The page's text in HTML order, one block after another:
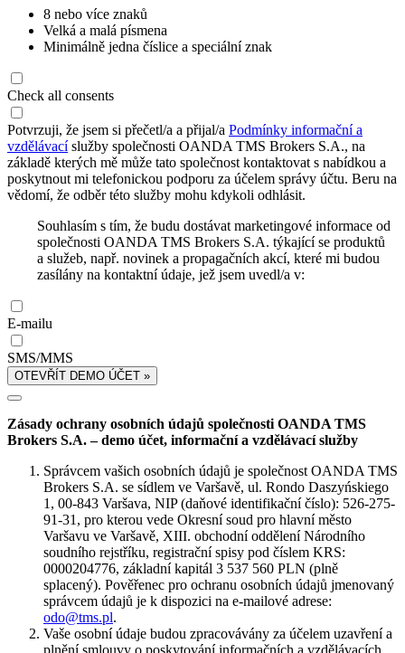
8 nebo více znaků
Velká a malá písmena
Minimálně jedna číslice a speciální znak
Check all consents
Potvrzuji, že jsem si přečetl/a a přijal/a Podmínky informační a
vzdělávacíslužby společnosti OANDA TMS Brokers S.A., na
základě kterých mě může tato společnost kontaktovat s nabídkou a
poskytnout mi telefonickou podporu za účelem správy účtu. Beru na
vědomí, že odběr této služby mohu kdykoli odhlásit.
Souhlasím s tím, že budu dostávat marketingové informace od
společnosti OANDA TMS Brokers S.A. týkající se produktů
a služeb, např. novinek a propagačních akcí, které mi budou
zasílány na kontaktní údaje, jež jsem uvedl/a v:
E-mailu
SMS/MMS
OTEVŘÍT DEMO ÚČET »
Zásady ochrany osobních údajů společnosti OANDA TMS
Brokers S.A. – demo účet, informační a vzdělávací služby
Správcem vašich osobních údajů je společnost OANDA TMS
Brokers S.A. se sídlem ve Varšavě, ul. Rondo Daszyńskiego
1, 00-843 Varšava, NIP (daňové identifikační číslo): 526-275-
91-31, pro kterou vede Okresní soud pro hlavní město
Varšavu ve Varšavě, XIII. obchodní oddělení Národního
soudního rejstříku, registrační spisy pod číslem KRS:
0000204776, základní kapitál 3 537 560 PLN (plně
splacený). Pověřenec pro ochranu osobních údajů jmenovaný
správcem údajů je k dispozici na e-mailové adrese:
odo@tms.pl.
Vaše osobní údaje budou zpracovávány za účelem uzavření a
plnění smlouvy o poskytování informačních a vzdělávacích